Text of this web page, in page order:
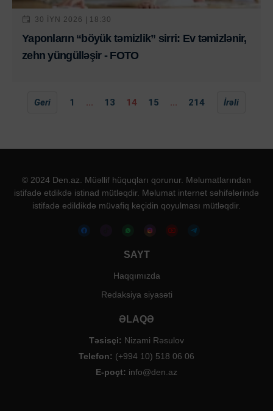
30 IYN 2026 | 18:30
Yaponların “böyük təmizlik” sirri: Ev təmizlənir,
zehn yüngülləşir - FOTO
Geri 1 ... 13 14 15 ... 214 İrəli
© 2024 Den.az. Müəllif hüquqları qorunur. Məlumatlarından
istifadə etdikdə istinad mütləqdir. Məlumat internet səhifələrində
istifadə edildikdə müvafiq keçidin qoyulması mütləqdir.
SAYT
Haqqımızda
Redaksiya siyasəti
ƏLAQƏ
Təsisçi: Nizami Rəsulov
Telefon: (+994 10) 518 06 06
E-poçt: info@den.az